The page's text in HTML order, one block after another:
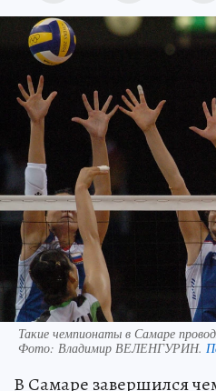
Такие чемпионаты в Самаре
Фото: Владимир ВЕЛЕНГУРИН.
В Самаре завершился